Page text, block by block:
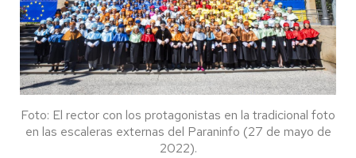
Foto: El rector con los protagonistas en la tradicional foto
en las escaleras externas del Paraninfo (27 de mayo de
2022).